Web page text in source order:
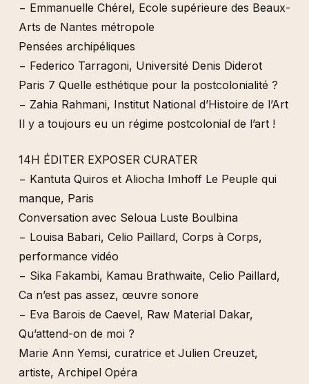
− Emmanuelle Chérel, Ecole supérieure des Beaux-
Arts de Nantes métropole
Pensées archipéliques
− Federico Tarragoni, Université Denis Diderot
Paris 7 Quelle esthétique pour la postcolonialité ?
− Zahia Rahmani, Institut National d’Histoire de l’Art
Il y a toujours eu un régime postcolonial de l’art !
14H ÉDITER EXPOSER CURATER
− Kantuta Quiros et Aliocha Imhoff Le Peuple qui
manque, Paris
Conversation avec Seloua Luste Boulbina
− Louisa Babari, Celio Paillard, Corps à Corps,
performance vidéo
− Sika Fakambi, Kamau Brathwaite, Celio Paillard,
Ca n’est pas assez, œuvre sonore
− Eva Barois de Caevel, Raw Material Dakar,
Qu’attend-on de moi ?
Marie Ann Yemsi, curatrice et Julien Creuzet,
artiste, Archipel Opéra